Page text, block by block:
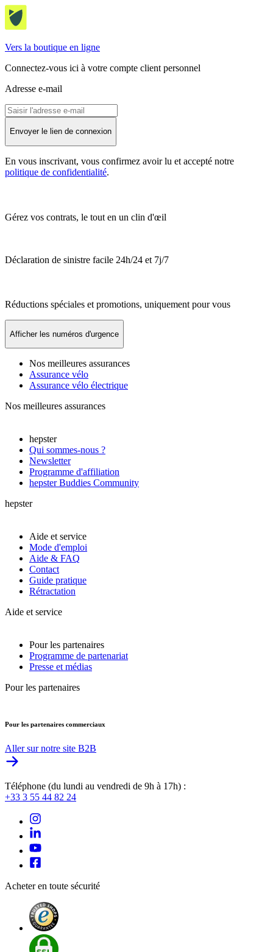
Vers la boutique en ligne
Connectez-vous ici à votre compte client personnel
Adresse e-mail
Envoyer le lien de connexion
En vous inscrivant, vous confirmez avoir lu et accepté notre
politique de confidentialité.
Gérez vos contrats, le tout en un clin d'œil
Déclaration de sinistre facile 24h/24 et 7j/7
Réductions spéciales et promotions, uniquement pour vous
Afficher les numéros d'urgence
Nos meilleures assurances
Assurance vélo
Assurance vélo électrique
Nos meilleures assurances
hepster
Qui sommes-nous ?
Newsletter
Programme d'affiliation
hepster Buddies Community
hepster
Aide et service
Mode d'emploi
Aide & FAQ
Contact
Guide pratique
Rétractation
Aide et service
Pour les partenaires
Programme de partenariat
Presse et médias
Pour les partenaires
Pour les partenaires commerciaux
Aller sur notre site B2B
Téléphone (du lundi au vendredi de 9h à 17h) :
+33 3 55 44 82 24
Acheter en toute sécurité